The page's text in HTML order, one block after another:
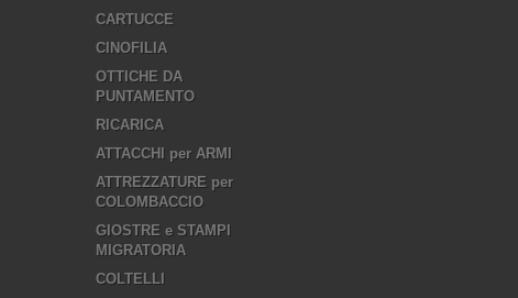
CARTUCCE
CINOFILIA
OTTICHE DA
PUNTAMENTO
RICARICA
ATTACCHI per ARMI
ATTREZZATURE per
COLOMBACCIO
GIOSTRE e STAMPI
MIGRATORIA
COLTELLI